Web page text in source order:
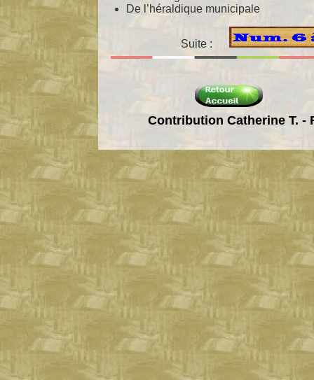
De l’héraldique municipale
Suite :
Contribution Catherine T. -